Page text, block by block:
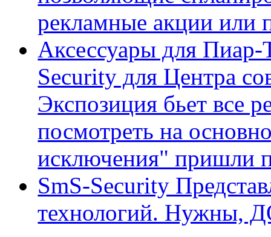
рекламные акции или
Аксессуары для
Security для Центра
Экспозиция бьет все
посмотреть на
исключения" пришли
SmS-Security
технологий. Нужны,